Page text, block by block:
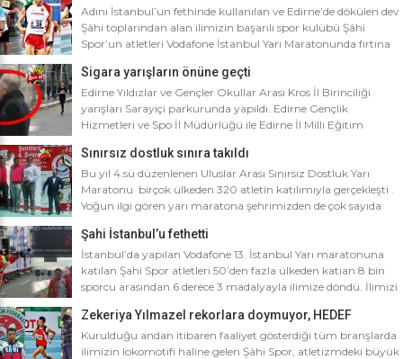
Adını İstanbul’un fethinde kullanılan ve Edirne’de dökülen dev
Şâhi toplarından alan ilimizin başarılı spor kulübü Şâhi
Spor’un atletleri Vodafone İstanbul Yarı Maratonunda fırtına
Vodafone İstanbul Yarı Maratonu’na ilimizden Şâhi Spor 5
sporcusuyla katıldı. Vodafone İstanbul Yarı Maratonu 10 bin
metre yarışına toplamda 4 bin […]
Sigara yarışların önüne geçti
Edirne Yıldızlar ve Gençler Okullar Arası Kros İl Birinciliği
yarışları Sarayiçi parkurunda yapıldı. Edirne Gençlik
Hizmetleri ve Spo İl Müdürlüğü ile Edirne İl Milli Eğitim
Birinciliği yarışları Sarayiçi parkurunda yapıldı. Oldukça soğuk
ve yağmurlu bir havada düzenlenen yarışlara katılımın
yoğun olması atletizm adına sevindirici bulunurken Atletizm
Federasyonu İl […]
Sınırsız dostluk sınıra takıldı
Bu yıl 4.sü düzenlenen Uluslar Arası Sınırsız Dostluk Yarı
Maratonu birçok ülkeden 320 atletin katılımıyla gerçekleşti .
Yoğun ilgi gören yarı maratona şehrimizden de çok sayıda
Ali Soydan tarafından yeni kurulmasına rağmen bir çok
branşta başarıdan başarıya koşan Edirne Al Kan Spor Kulübü
de […]
Şahi İstanbul’u fethetti
İstanbul’da yapılan Vodafone 13. İstanbul Yarı maratonuna
katılan Şahi Spor atletleri 50’den fazla ülkeden katıan 8 bin
sporcu arasından 6 derece 3 madalyayla ilimize döndü. İlimizi
spor, başarılarına bir yensini ekledi. İstanbul’da yapılan ve
50’yi aşkın ülkeden 8 bin sporcunun katıldığı Vodafone 13.
İstanbul Yarı Maratonuna katılan […]
Zekeriya Yılmazel rekorlara doymuyor, HEDEF
OLİMPİYAT ŞAMPİYONLUĞU
Kurulduğu andan itibaren faaliyet gösterdiği tüm branşlarda
ilimizin lokomotifi haline gelen Şâhi Spor, atletizmdeki büyük